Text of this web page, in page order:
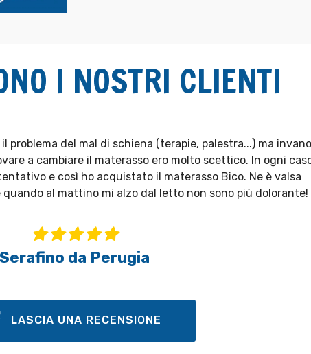
I NOSTRI CLIENTI
del mal di schiena (terapie, palestra...) ma
a cambiare il materasso ero molto scettico. In ogni
e così ho acquistato il materasso Bico. Ne è valsa
al mattino mi alzo dal letto non sono più dolorante!
Serafino da Perugia
LASCIA UNA RECENSIONE